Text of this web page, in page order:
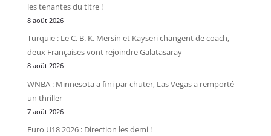
les tenantes du titre !
8 août 2026
Turquie : Le C. B. K. Mersin et Kayseri changent de coach,
deux Françaises vont rejoindre Galatasaray
8 août 2026
WNBA : Minnesota a fini par chuter, Las Vegas a remporté
un thriller
7 août 2026
Euro U18 2026 : Direction les demi !